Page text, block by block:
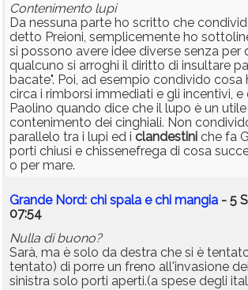
Contenimento lupi
Da nessuna parte ho scritto che
detto Preioni, semplicemente ho
si possono avere idee diverse senza per
qualcuno si arroghi il diritto di insultare
bacate". Poi, ad esempio condivido cosa
circa i rimborsi immediati e gli incentivi,
Paolino quando dice che il lupo è un
contenimento dei cinghiali. Non
parallelo tra i lupi ed i clandestini che fa
porti chiusi e chissenefrega di cosa
o per mare.
Grande Nord: chi spala e chi mangia - 5
07:54
Nulla di buono?
Sarà, ma è solo da destra che si è
tentato) di porre un freno all'invasione dei
sinistra solo porti aperti.(a spese degli